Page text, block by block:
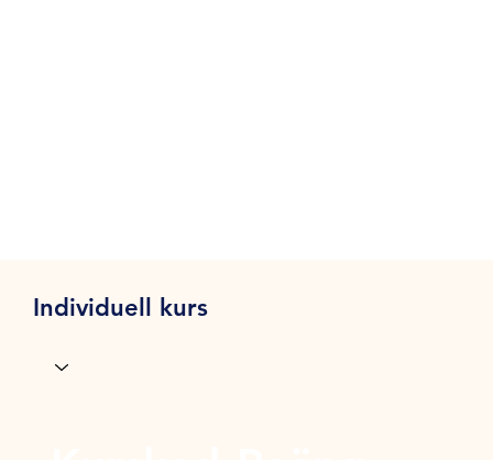
Individuell kurs